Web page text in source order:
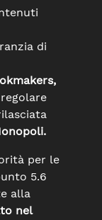
di
per le
5.6
alla
nel